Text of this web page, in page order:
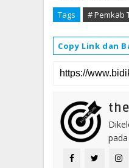
Tags # Pemkab
Copy Link dan